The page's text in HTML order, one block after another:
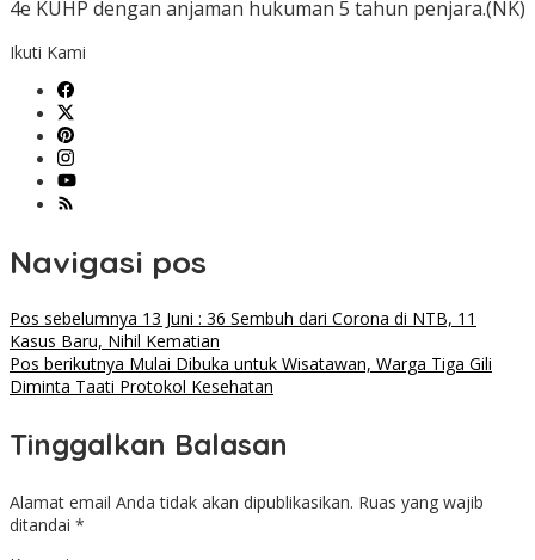
4e KUHP dengan anjaman hukuman 5 tahun penjara.(NK)
Ikuti Kami
Navigasi pos
Pos sebelumnya 13 Juni : 36 Sembuh dari Corona di NTB, 11
Kasus Baru, Nihil Kematian
Pos berikutnya Mulai Dibuka untuk Wisatawan, Warga Tiga Gili
Diminta Taati Protokol Kesehatan
Tinggalkan Balasan
Alamat email Anda tidak akan dipublikasikan. Ruas yang wajib
ditandai *